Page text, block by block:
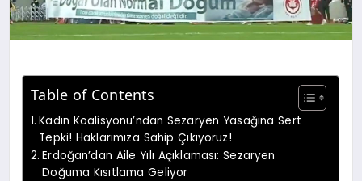
Table of Contents
Kadın Koalisyonu’ndan Sezaryen Yasağına Sert
Tepki! Haklarımıza Sahip Çıkıyoruz!
Erdoğan’dan Aile Yılı Açıklaması: Sezaryen
Doğuma Kısıtlama Geliyor